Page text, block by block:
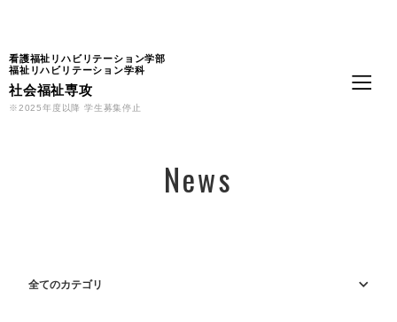
看護福祉リハビリテーション学部
福祉リハビリテーション学科
社会福祉専攻
※2025年度以降 学生募集停止
News
全てのカテゴリ